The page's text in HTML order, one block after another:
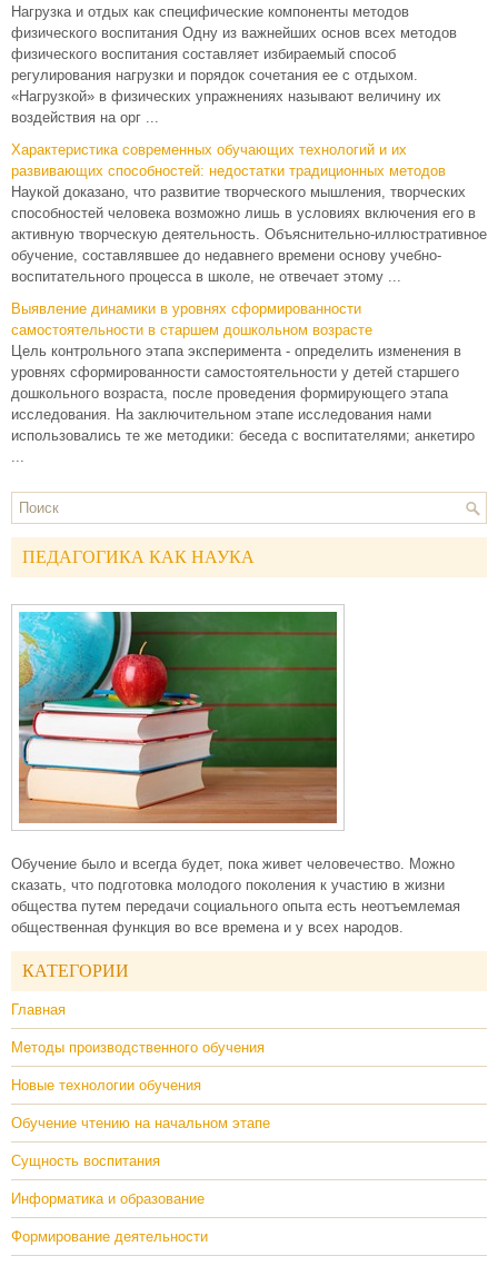
Нагрузка и отдых как специфические компоненты методов
физического воспитания Одну из важнейших основ всех методов
физического воспитания составляет избираемый способ
регулирования нагрузки и порядок сочетания ее с отдыхом.
«Нагрузкой» в физических упражнениях называют величину их
воздействия на орг ...
Характеристика современных обучающих технологий и их
развивающих способностей: недостатки традиционных методов
Наукой доказано, что развитие творческого мышления, творческих
способностей человека возможно лишь в условиях включения его в
активную творческую деятельность. Объяснительно-иллюстративное
обучение, составлявшее до недавнего времени основу учебно-
воспитательного процесса в школе, не отвечает этому ...
Выявление динамики в уровнях сформированности
самостоятельности в старшем дошкольном возрасте
Цель контрольного этапа эксперимента - определить изменения в
уровнях сформированности самостоятельности у детей старшего
дошкольного возраста, после проведения формирующего этапа
исследования. На заключительном этапе исследования нами
использовались те же методики: беседа с воспитателями; анкетиро
...
ПЕДАГОГИКА КАК НАУКА
Обучение было и всегда будет, пока живет человечество. Можно
сказать, что подготовка молодого поколения к участию в жизни
общества путем передачи социального опыта есть неотъемлемая
общественная функция во все времена и у всех народов.
КАТЕГОРИИ
Главная
Методы производственного обучения
Новые технологии обучения
Обучение чтению на начальном этапе
Сущность воспитания
Информатика и образование
Формирование деятельности